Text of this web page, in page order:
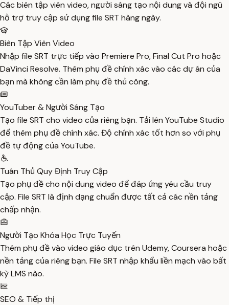
Các biên tập viên video, người sáng tạo nội dung và đội ngũ
hỗ trợ truy cập sử dụng file SRT hàng ngày.
Biên Tập Viên Video
Nhập file SRT trực tiếp vào Premiere Pro, Final Cut Pro hoặc
DaVinci Resolve. Thêm phụ đề chính xác vào các dự án của
bạn mà không cần làm phụ đề thủ công.
YouTuber & Người Sáng Tạo
Tạo file SRT cho video của riêng bạn. Tải lên YouTube Studio
để thêm phụ đề chính xác. Độ chính xác tốt hơn so với phụ
đề tự động của YouTube.
Tuân Thủ Quy Định Truy Cập
Tạo phụ đề cho nội dung video để đáp ứng yêu cầu truy
cập. File SRT là định dạng chuẩn được tất cả các nền tảng
chấp nhận.
Người Tạo Khóa Học Trực Tuyến
Thêm phụ đề vào video giáo dục trên Udemy, Coursera hoặc
nền tảng của riêng bạn. File SRT nhập khẩu liền mạch vào bất
kỳ LMS nào.
SEO & Tiếp thị